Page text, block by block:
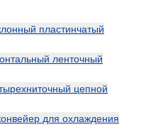
пластинчатый
ленточный
цепной
для охлаждения